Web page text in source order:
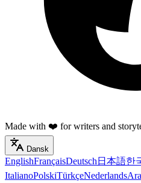
Made with ❤️ for writers and
Dansk
EnglishFrançaisDeutsch 日本語한
ItalianoPolskiTürkçeNederlands